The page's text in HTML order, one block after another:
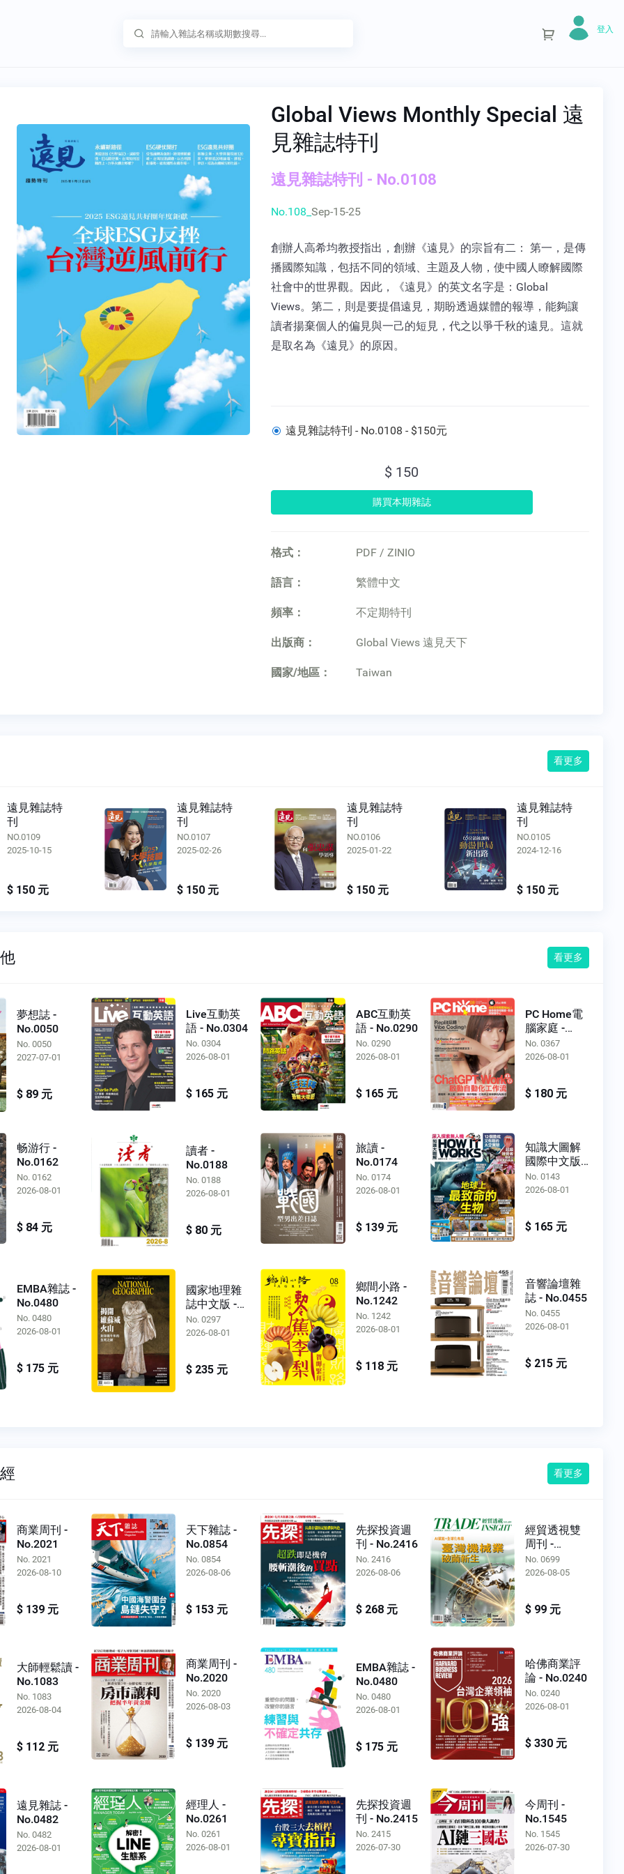
登入
Global Views Monthly Special 遠
見雜誌特刊
遠見雜誌特刊 - No.0108
No.108_ Sep-15-25
創辦人高希均教授指出，創辦《遠見》的宗旨有二： 第一，是傳
播國際知識，包括不同的領域、主題及人物，使中國人瞭解國際
社會中的世界觀。因此，《遠見》的英文名字是：Global
Views。第二，則是要提倡遠見，期盼透過媒體的報導，能夠讓
讀者揚棄個人的偏見與一己的短見，代之以爭千秋的遠見。這就
是取名為《遠見》的原因。
遠見雜誌特刊 - No.0108 - $150元
$ 150
格式： PDF / ZINIO
語言： 繁體中文
頻率： 不定期特刊
出版商： Global Views 遠見天下
國家/地區： Taiwan
看更多
遠見雜誌特
刊
NO.0109
2025-10-15
$ 150 元
遠見雜誌特
刊
NO.0107
2025-02-26
$ 150 元
遠見雜誌特
刊
NO.0106
2025-01-22
$ 150 元
遠見雜誌特
刊
NO.0105
2024-12-16
$ 150 元
看更多
夢想誌 -
No.0050
No. 0050
2027-07-01
$ 89 元
Live互動英
語 - No.0304
No. 0304
2026-08-01
$ 165 元
ABC互動英
語 - No.0290
No. 0290
2026-08-01
$ 165 元
PC Home電
腦家庭 -
No.0367
No. 0367
2026-08-01
$ 180 元
畅游行 -
No.0162
No. 0162
2026-08-01
$ 84 元
讀者 -
No.0188
No. 0188
2026-08-01
$ 80 元
旅讀 -
No.0174
No. 0174
2026-08-01
$ 139 元
知識大圖解
國際中文版 -
No.0143
No. 0143
2026-08-01
$ 165 元
EMBA雜誌 -
No.0480
No. 0480
2026-08-01
$ 175 元
國家地理雜
誌中文版 -
No.0297
No. 0297
2026-08-01
$ 235 元
鄉間小路 -
No.1242
No. 1242
2026-08-01
$ 118 元
音響論壇雜
誌 - No.0455
No. 0455
2026-08-01
$ 215 元
看更多
商業周刊 -
No.2021
No. 2021
2026-08-10
$ 139 元
天下雜誌 -
No.0854
No. 0854
2026-08-06
$ 153 元
先探投資週
刊 - No.2416
No. 2416
2026-08-06
$ 268 元
經貿透視雙
周刊 -
No.0699
No. 0699
2026-08-05
$ 99 元
大師輕鬆讀 -
No.1083
No. 1083
2026-08-04
$ 112 元
商業周刊 -
No.2020
No. 2020
2026-08-03
$ 139 元
EMBA雜誌 -
No.0480
No. 0480
2026-08-01
$ 175 元
哈佛商業評
論 - No.0240
No. 0240
2026-08-01
$ 330 元
遠見雜誌 -
No.0482
No. 0482
2026-08-01
經理人 -
No.0261
No. 0261
2026-08-01
先探投資週
刊 - No.2415
No. 2415
2026-07-30
今周刊 -
No.1545
No. 1545
2026-07-30